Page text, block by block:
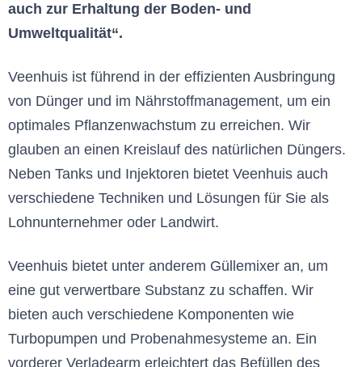
auch zur Erhaltung der Boden- und
Umweltqualität“.
Veenhuis ist führend in der effizienten Ausbringung
von Dünger und im Nährstoffmanagement, um ein
optimales Pflanzenwachstum zu erreichen. Wir
glauben an einen Kreislauf des natürlichen Düngers.
Neben Tanks und Injektoren bietet Veenhuis auch
verschiedene Techniken und Lösungen für Sie als
Lohnunternehmer oder Landwirt.
Veenhuis bietet unter anderem Güllemixer an, um
eine gut verwertbare Substanz zu schaffen. Wir
bieten auch verschiedene Komponenten wie
Turbopumpen und Probenahmesysteme an. Ein
vorderer Verladearm erleichtert das Befüllen des